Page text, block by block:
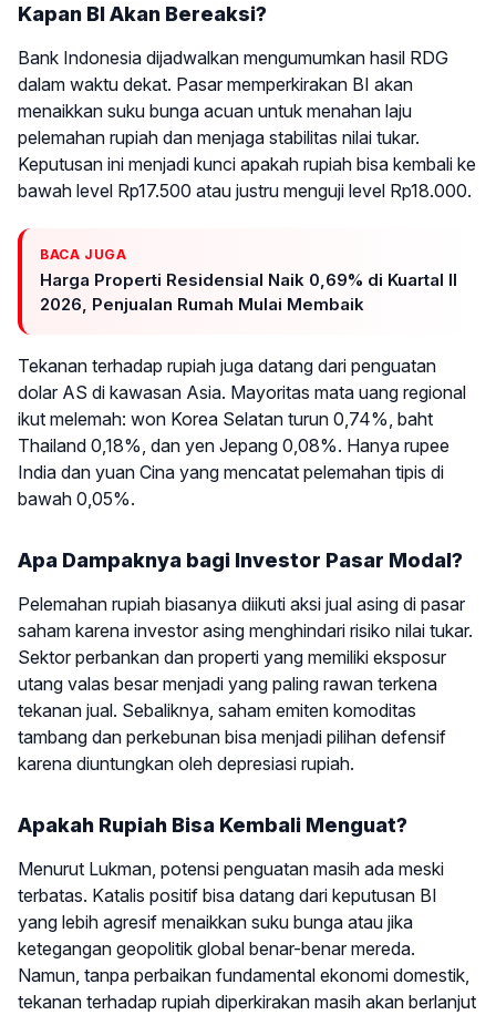
Kapan BI Akan Bereaksi?
Bank Indonesia dijadwalkan mengumumkan hasil RDG
dalam waktu dekat. Pasar memperkirakan BI akan
menaikkan suku bunga acuan untuk menahan laju
pelemahan rupiah dan menjaga stabilitas nilai tukar.
Keputusan ini menjadi kunci apakah rupiah bisa kembali ke
bawah level Rp17.500 atau justru menguji level Rp18.000.
BACA JUGA
Harga Properti Residensial Naik 0,69% di Kuartal II
2026, Penjualan Rumah Mulai Membaik
Tekanan terhadap rupiah juga datang dari penguatan
dolar AS di kawasan Asia. Mayoritas mata uang regional
ikut melemah: won Korea Selatan turun 0,74%, baht
Thailand 0,18%, dan yen Jepang 0,08%. Hanya rupee
India dan yuan Cina yang mencatat pelemahan tipis di
bawah 0,05%.
Apa Dampaknya bagi Investor Pasar Modal?
Pelemahan rupiah biasanya diikuti aksi jual asing di pasar
saham karena investor asing menghindari risiko nilai tukar.
Sektor perbankan dan properti yang memiliki eksposur
utang valas besar menjadi yang paling rawan terkena
tekanan jual. Sebaliknya, saham emiten komoditas
tambang dan perkebunan bisa menjadi pilihan defensif
karena diuntungkan oleh depresiasi rupiah.
Apakah Rupiah Bisa Kembali Menguat?
Menurut Lukman, potensi penguatan masih ada meski
terbatas. Katalis positif bisa datang dari keputusan BI
yang lebih agresif menaikkan suku bunga atau jika
ketegangan geopolitik global benar-benar mereda.
Namun, tanpa perbaikan fundamental ekonomi domestik,
tekanan terhadap rupiah diperkirakan masih akan berlanjut